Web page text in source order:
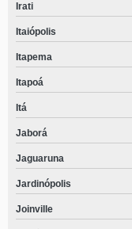
Irati
Itaiópolis
Itapema
Itapoá
Itá
Jaborá
Jaguaruna
Jardinópolis
Joinville